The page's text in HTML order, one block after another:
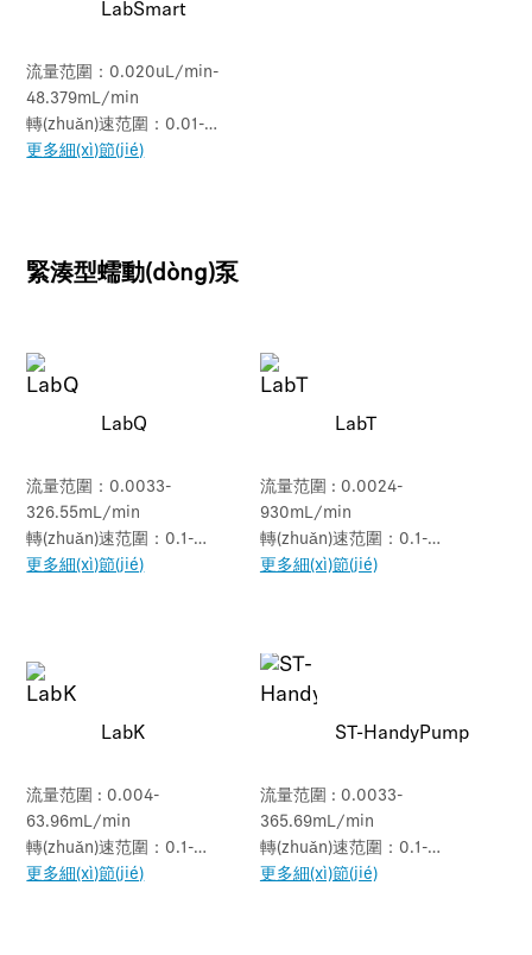
LabSmart
流量范圍：0.020uL/min-
48.379mL/min
轉(zhuǎn)速范圍：0.01-
150rpm
更多細(xì)節(jié)
緊湊型蠕動(dòng)泵
LabQ
流量范圍：0.0033-
326.55mL/min
轉(zhuǎn)速范圍：0.1-
350rpm
更多細(xì)節(jié)
LabT
流量范圍 : 0.0024-
930mL/min
轉(zhuǎn)速范圍：0.1-
350rpm
更多細(xì)節(jié)
LabK
流量范圍 : 0.004-
63.96mL/min
轉(zhuǎn)速范圍：0.1-
150rpm
更多細(xì)節(jié)
ST-HandyPump
流量范圍 : 0.0033-
365.69mL/min
轉(zhuǎn)速范圍：0.1-
300rpm
更多細(xì)節(jié)